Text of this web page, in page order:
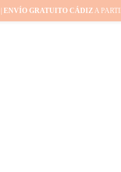
ENVÍO GRATUITO CÁDIZA